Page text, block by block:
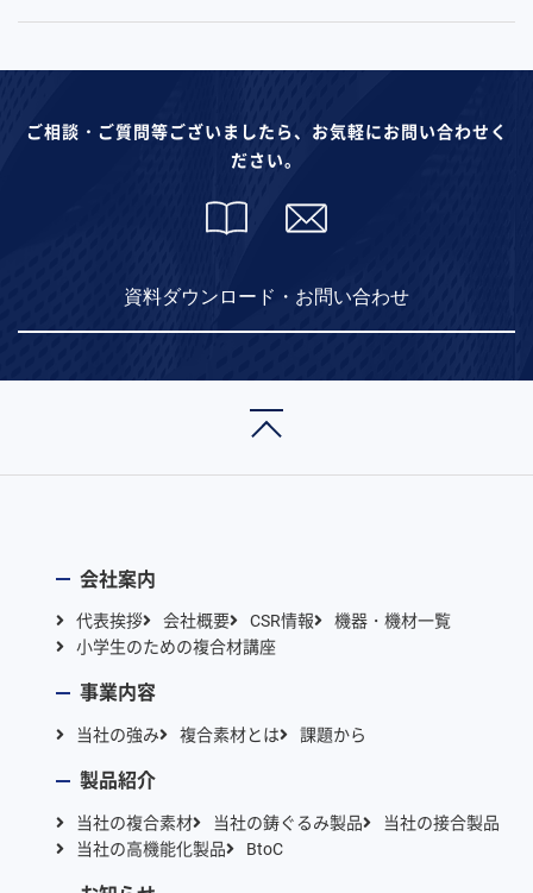
ご相談・ご質問等ございましたら、お気軽にお問い合わせく
ださい。
資料ダウンロード・お問い合わせ
会社案内
代表挨拶 会社概要 CSR情報
機器・機材一覧
小学生のための複合材講座
事業内容
当社の強み 複合素材とは 課題から
製品紹介
当社の複合素材 当社の鋳ぐるみ製品
当社の接合製品
当社の高機能化製品
BtoC